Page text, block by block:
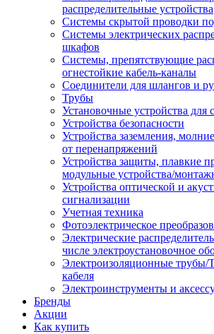
распределительные устройства
Системы скрытой проводки
Системы электрических
шкафов
Системы, препятствующие
огнестойкие кабель-каналы
Соединители для шлангов и
Трубы
Установочные устройства
Устройства безопасности
Устройства заземления,
от перенапряжений
Устройства защиты, плавкие
модульные устройства/
Устройства оптической и
сигнализации
Учетная техника
Фотоэлектрическое
Электрические
числе электроустановочное
Электроизоляционные трубы/
кабеля
Электроинструменты и
Бренды
Акции
Как купить